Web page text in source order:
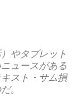
やタブレット
ュースがある
スト・サム損
。